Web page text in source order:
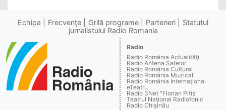
Echipa Frecvenţe Grilă programe Parteneri
Statutul
jurnalistului Radio Romania
Radio
Radio România Actualităţi
Radio Antena Satelor
Radio România Cultural
Radio România Muzical
Radio România Internaţional
eTeatru
Radio 3Net "Florian Pitiş"
Teatrul Naţional Radiofonic
Radio Chişinău